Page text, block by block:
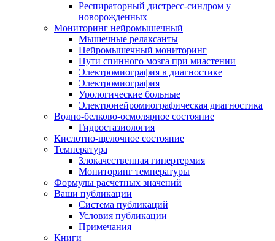
Респираторный дистресс-синдром у
новорожденных
Мониторинг нейромышечный
Мышечные релаксанты
Нейромышечный мониторинг
Пути спинного мозга при миастении
Электромиография в диагностике
Электромиография
Урологические больные
Электронейромиографическая диагностика
Водно-белково-осмолярное состояние
Гидростазиология
Кислотно-щелочное состояние
Температура
Злокачественная гипертермия
Мониторинг температуры
Формулы расчетных значений
Ваши публикации
Система публикаций
Условия публикации
Примечания
Книги